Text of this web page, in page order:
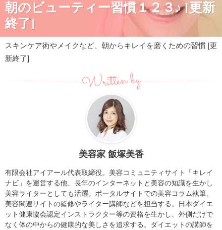
朝のビューティー習慣１２３♪ [更新
終了]
スキンケア術やメイクなど、朝からキレイを磨くための習慣 [更
新終了]
Written by
美容家 飯塚美香
有限会社アイアール代表取締役。美容コミュニティサイト「キレイ
ナビ」を運営する他、長年のインターネットと美容の知識を生かし
美容ライターとしても活躍。ポータルサイトでの美容コラム執筆、
美容関連サイトの監修やライター講師などを担当する。日本ダイエ
ット健康協会認定インストラクター等の資格を生かし、外側だけで
なく体の中からの健康的な美しさを追求する。ダイエットの講師を